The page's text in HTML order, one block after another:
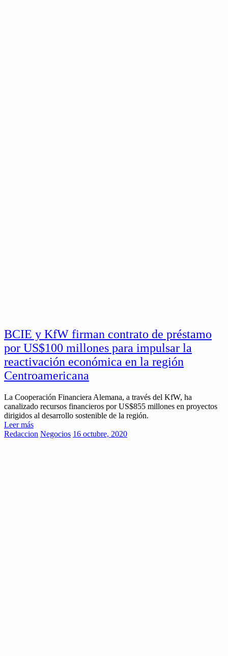
BCIE y KfW firman contrato de préstamo
por US$100 millones para impulsar la
reactivación económica en la región
Centroamericana
La Cooperación Financiera Alemana, a través del KfW, ha
canalizado recursos financieros por US$855 millones en proyectos
dirigidos al desarrollo sostenible de la región.
Leer más
Redaccion Negocios 16 octubre, 2020